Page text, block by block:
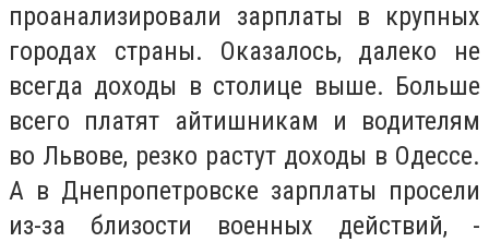
проанализировали зарплаты в крупных
городах страны. Оказалось, далеко не
всегда доходы в столице выше. Больше
всего платят айтишникам и водителям
во Львове, резко растут доходы в Одессе.
А в Днепропетровске зарплаты просели
из-за близости военных действий, -